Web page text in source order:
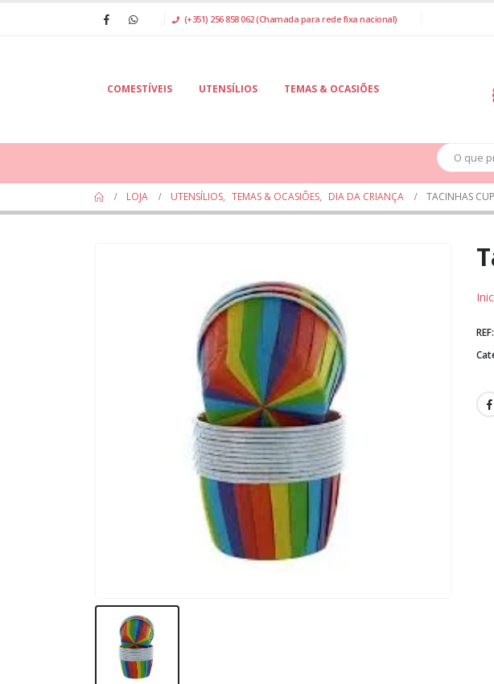
(+351) 256 858 062 (Chamada para rede fixa nacional)
COMESTÍVEIS UTENSÍLIOS TEMAS & OCASIÕES
LOJA UTENSÍLIOS, TEMAS & OCASIÕES, DIA DA CRIANÇA TACINHAS
REF: